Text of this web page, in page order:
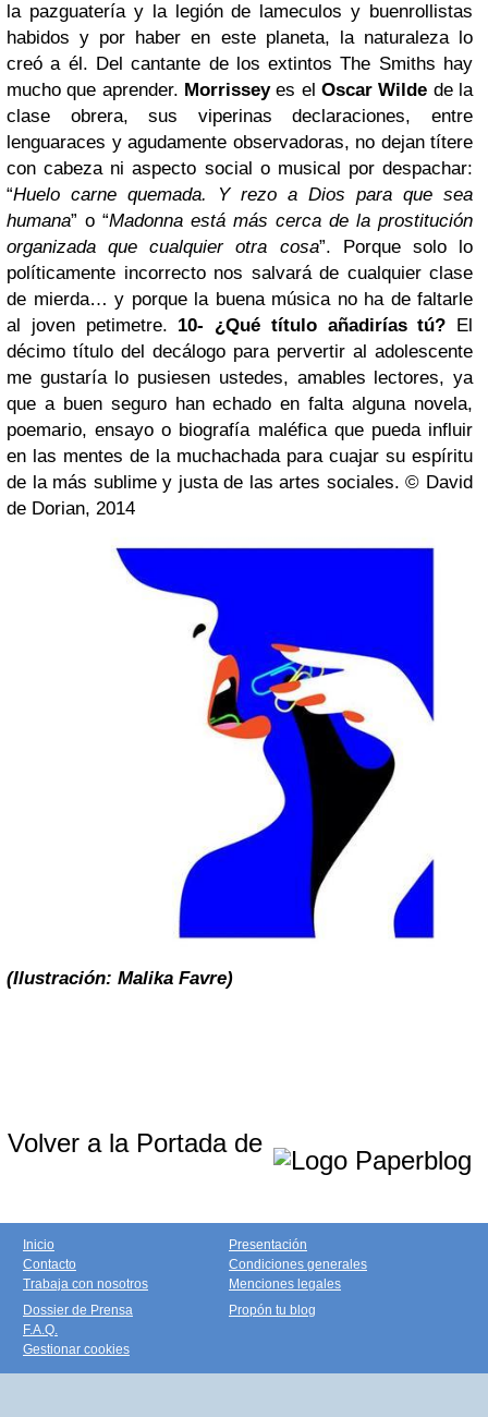
la pazguatería y la legión de lameculos y buenrollistas
habidos y por haber en este planeta, la naturaleza lo
creó a él. Del cantante de los extintos The Smiths hay
mucho que aprender. Morrisseyes el Oscar Wilde de la
clase obrera, sus viperinas declaraciones, entre
lenguaraces y agudamente observadoras, no dejan títere
con cabeza ni aspecto social o musical por despachar:
“Huelo carne quemada. Y rezo a Dios para que sea
humana” o “Madonna está más cerca de la prostitución
organizada que cualquier otra cosa”. Porque solo lo
políticamente incorrecto nos salvará de cualquier clase
de mierda… y porque la buena música no ha de faltarle
al joven petimetre. 10- ¿Qué título añadirías tú? El
décimo título del decálogo para pervertir al adolescente
me gustaría lo pusiesen ustedes, amables lectores, ya
que a buen seguro han echado en falta alguna novela,
poemario, ensayo o biografía maléfica que pueda influir
en las mentes de la muchachada para cuajar su espíritu
de la más sublime y justa de las artes sociales.© David
de Dorian, 2014
(Ilustración: Malika Favre)
Volver a la Portada de
Inicio
Contacto
Trabaja con nosotros
Presentación
Condiciones generales
Menciones legales
Dossier de Prensa
F.A.Q.
Gestionar cookies
Propón tu blog